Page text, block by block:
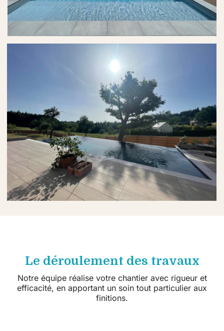
Le déroulement des travaux
Notre équipe réalise votre chantier avec rigueur et
efficacité, en apportant un soin tout particulier aux
finitions.